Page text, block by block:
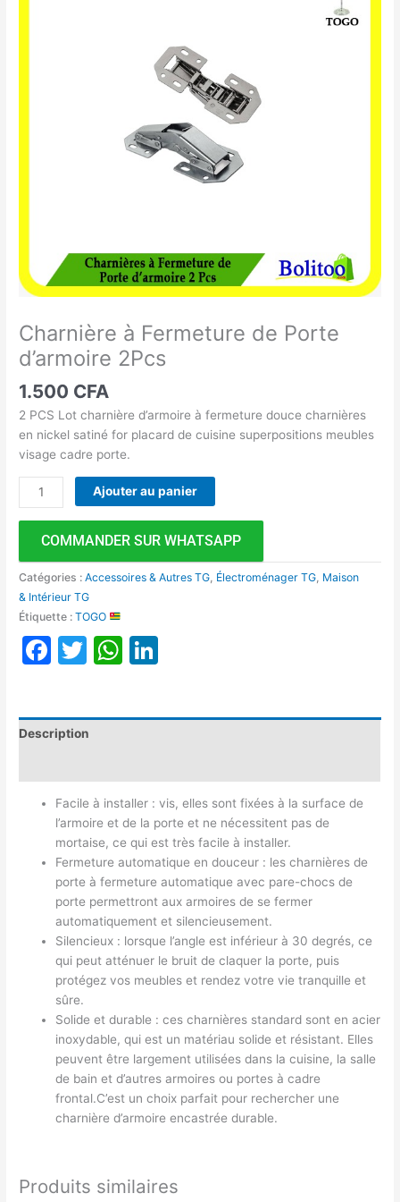
Charnière à Fermeture de Porte
d’armoire 2Pcs
1.500 CFA
2 PCS Lot charnière d’armoire à fermeture douce charnières
en nickel satiné for placard de cuisine superpositions meubles
visage cadre porte.
Ajouter au panier
COMMANDER SUR WHATSAPP
Catégories :Accessoires & Autres TG Électroménager TG Maison
& Intérieur TG
Étiquette :TOGO
Facebook
TwitterWhatsApp
Description
Facile à installer : vis, elles sont fixées à la surface de
l’armoire et de la porte et ne nécessitent pas de
mortaise, ce qui est très facile à installer.
Fermeture automatique en douceur : les charnières de
porte à fermeture automatique avec pare-chocs de
porte permettront aux armoires de se fermer
automatiquement et silencieusement.
Silencieux : lorsque l’angle est inférieur à 30 degrés, ce
qui peut atténuer le bruit de claquer la porte, puis
protégez vos meubles et rendez votre vie tranquille et
sûre.
Solide et durable : ces charnières standard sont en acier
inoxydable, qui est un matériau solide et résistant. Elles
peuvent être largement utilisées dans la cuisine, la salle
de bain et d’autres armoires ou portes à cadre
frontal.C’est un choix parfait pour rechercher une
charnière d’armoire encastrée durable.
Produits similaires